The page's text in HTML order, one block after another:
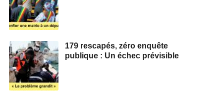
179 rescapés, zéro enquête
publique : Un échec prévisible